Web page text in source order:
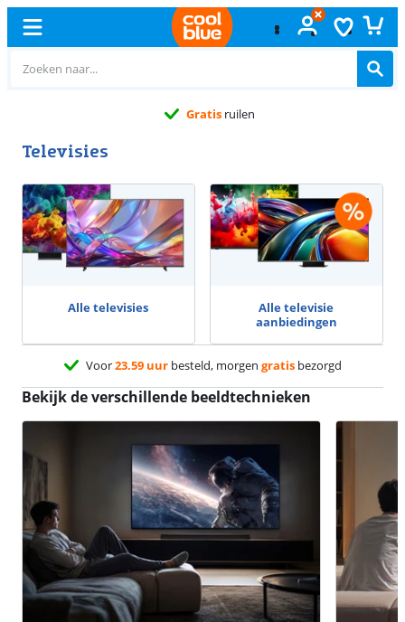
Gratis ruilen
Televisies
Alle televisies
Alle televisie
aanbiedingen
Voor23.59 uurbesteld, morgen gratisbezorgd
Bekijk de verschillende beeldtechnieken